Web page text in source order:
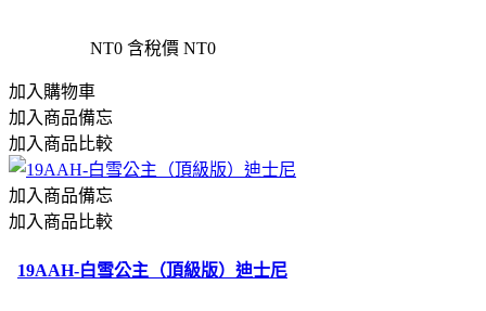
NT0 含稅價 NT0
加入購物車
加入商品備忘
加入商品比較
加入商品備忘
加入商品比較
19AAH-白雪公主（頂級版）迪士尼